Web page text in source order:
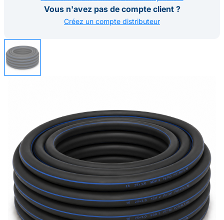
Vous n'avez pas de compte client ?
Créez un compte distributeur